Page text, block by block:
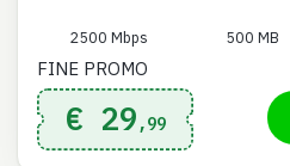
2500 Mbps 500 MB
FINE PROMO
€ 29 ,99